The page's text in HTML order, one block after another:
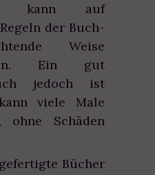
kann auf
der Buch-
Weise
Ein gut
jedoch ist
viele Male
ohne Schäden
Bücher